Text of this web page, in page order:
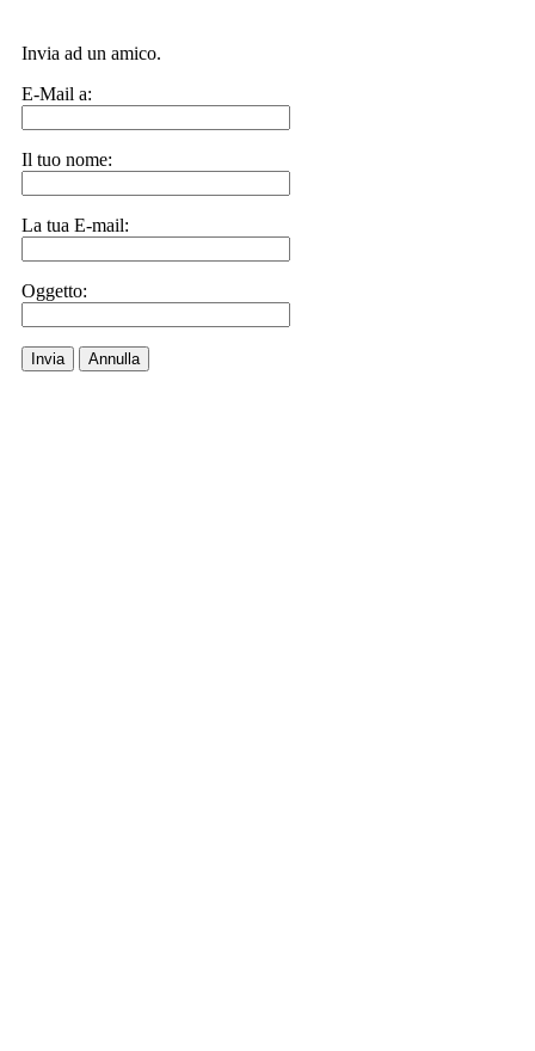
Invia ad un amico.
E-Mail a:
Il tuo nome:
La tua E-mail:
Oggetto:
Invia Annulla